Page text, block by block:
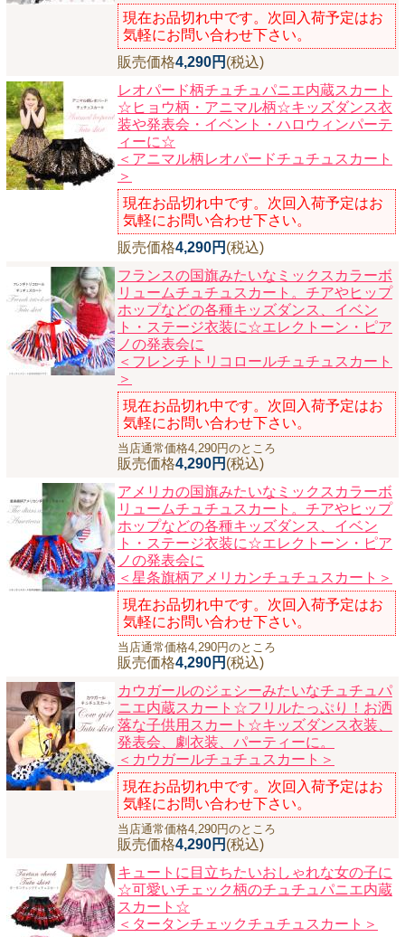
現在お品切れ中です。次回入荷予定はお
気軽にお問い合わせ下さい。
販売価格4,290円 (税込)
レオパード柄チュチュパニエ内蔵スカート
☆ヒョウ柄・アニマル柄☆キッズダンス衣
装や発表会・イベント・ハロウィンパーテ
ィーに☆
＜アニマル柄レオパードチュチュスカート
＞
現在お品切れ中です。次回入荷予定はお
気軽にお問い合わせ下さい。
販売価格4,290円 (税込)
フランスの国旗みたいなミックスカラーボ
リュームチュチュスカート。チアやヒップ
ホップなどの各種キッズダンス、イベン
ト・ステージ衣装に☆エレクトーン・ピア
ノの発表会に
＜フレンチトリコロールチュチュスカート
＞
現在お品切れ中です。次回入荷予定はお
気軽にお問い合わせ下さい。
当店通常価格4,290円のところ
販売価格4,290円 (税込)
アメリカの国旗みたいなミックスカラーボ
リュームチュチュスカート。チアやヒップ
ホップなどの各種キッズダンス、イベン
ト・ステージ衣装に☆エレクトーン・ピア
ノの発表会に
＜星条旗柄アメリカンチュチュスカート＞
現在お品切れ中です。次回入荷予定はお
気軽にお問い合わせ下さい。
当店通常価格4,290円のところ
販売価格4,290円 (税込)
カウガールのジェシーみたいなチュチュパ
ニエ内蔵スカート☆フリルたっぷり！お洒
落な子供用スカート☆キッズダンス衣装、
発表会、劇衣装、パーティーに。
＜カウガールチュチュスカート＞
現在お品切れ中です。次回入荷予定はお
気軽にお問い合わせ下さい。
当店通常価格4,290円のところ
販売価格4,290円 (税込)
キュートに目立ちたいおしゃれな女の子に
☆可愛いチェック柄のチュチュパニエ内蔵
スカート☆
＜タータンチェックチュチュスカート＞